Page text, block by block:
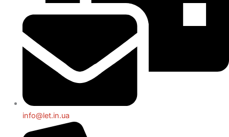
info@let.in.ua